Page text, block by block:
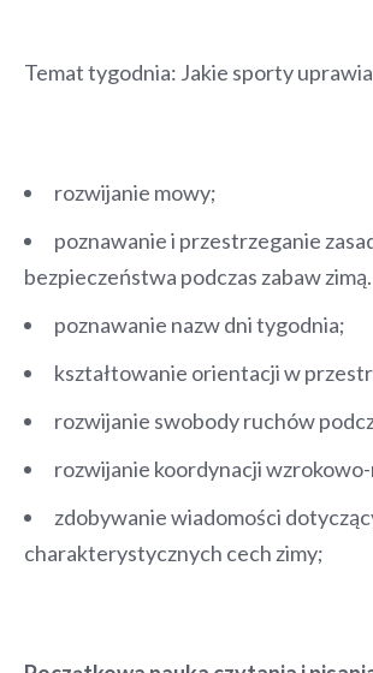
Temat tygodnia: Jakie sporty
rozwijanie mowy;
poznawanie i przestrzeganie
bezpieczeństwa podczas zabaw zimą.
poznawanie nazw dni tygodnia;
kształtowanie orientacji w
rozwijanie swobody ruchów
rozwijanie koordynacji
zdobywanie wiadomości
charakterystycznych cech zimy;